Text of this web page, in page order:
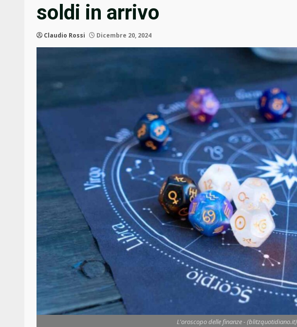
soldi in arrivo
Claudio Rossi Dicembre 20, 2024
L'oroscopo delle finanze - (blitzquotidiano.it)